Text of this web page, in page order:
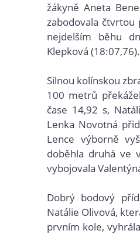
žákyně Aneta
zabodovala čtvrtou
nejdelším běhu
Klepková (18:07,76).
Silnou kolínskou
100 metrů
čase 14,92 s,
Lenka Novotná
Lence výborně
doběhla druhá ve
vybojovala
Dobrý bodový
Natálie Olivová,
prvním kole,